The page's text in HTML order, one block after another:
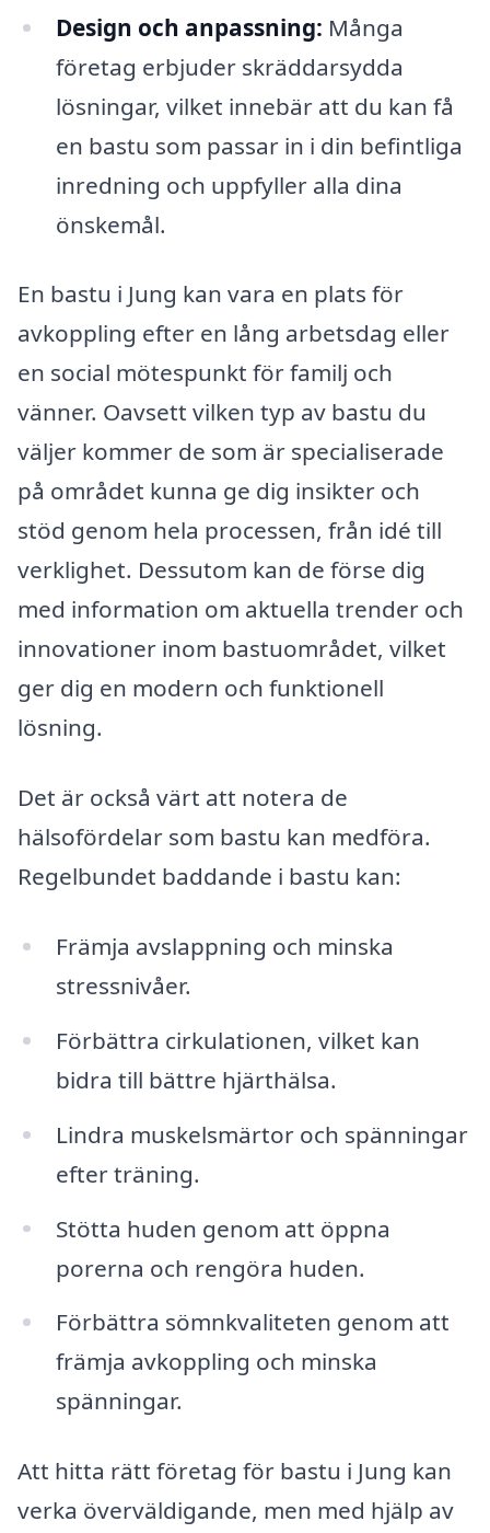
Design och anpassning: Många
företag erbjuder skräddarsydda
lösningar, vilket innebär att du kan få
en bastu som passar in i din befintliga
inredning och uppfyller alla dina
önskemål.
En bastu i Jung kan vara en plats för
avkoppling efter en lång arbetsdag eller
en social mötespunkt för familj och
vänner. Oavsett vilken typ av bastu du
väljer kommer de som är specialiserade
på området kunna ge dig insikter och
stöd genom hela processen, från idé till
verklighet. Dessutom kan de förse dig
med information om aktuella trender och
innovationer inom bastuområdet, vilket
ger dig en modern och funktionell
lösning.
Det är också värt att notera de
hälsofördelar som bastu kan medföra.
Regelbundet baddande i bastu kan:
Främja avslappning och minska
stressnivåer.
Förbättra cirkulationen, vilket kan
bidra till bättre hjärthälsa.
Lindra muskelsmärtor och spänningar
efter träning.
Stötta huden genom att öppna
porerna och rengöra huden.
Förbättra sömnkvaliteten genom att
främja avkoppling och minska
spänningar.
Att hitta rätt företag för bastu i Jung kan
verka överväldigande, men med hjälp av